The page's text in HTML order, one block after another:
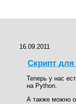
16.09.2011
Скрипт для
Теперь у нас
на Python.
А также можно